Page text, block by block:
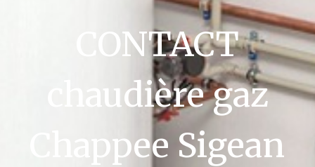
CONTACT
chaudière gaz
Chappee Sigean